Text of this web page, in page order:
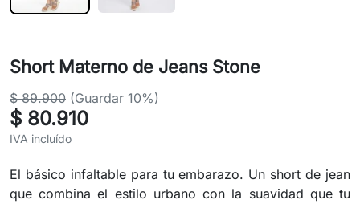
Short Materno de Jeans Stone
$ 89.900 (Guardar 10%)
$ 80.910
IVA incluído
El básico infaltable para tu embarazo. Un short de jean
que combina el estilo urbano con la suavidad que tu